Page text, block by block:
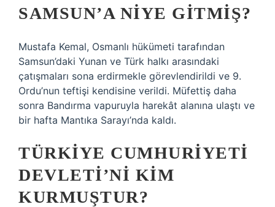
SAMSUN’A NIYE GITMIŞ?
Mustafa Kemal, Osmanlı hükümeti tarafından
Samsun’daki Yunan ve Türk halkı arasındaki
çatışmaları sona erdirmekle görevlendirildi ve 9.
Ordu’nun teftişi kendisine verildi. Müfettiş daha
sonra Bandırma vapuruyla harekât alanına ulaştı ve
bir hafta Mantıka Sarayı’nda kaldı.
TÜRKIYE CUMHURIYETI
DEVLETI’NI KIM
KURMUŞTUR?